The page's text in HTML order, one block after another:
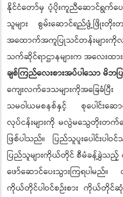
နိုင်ငံတော်မှ ပံ့ပိုးကူညီဆောင်ရွက်ပေ
သူများ စွမ်းဆောင်ရည်ဖွံ့ဖြိုးတို
အထောက်အကူပြုသင်တန်းများ
သက်ဆိုင်ရာဌာနများက အလေးထ
ချစ်ကြည်လေးစားအပ်ပါသော မိဘ
ကျေးလက်ဒေသများကိုအခြေခံ
သမဝါယမစနစ်နှင့် စုပေါင်းဆေ
လုပ်ငန်းများကို မလွဲမသွေတိုးတက်
ဖြစ်ပါသည်။ ပြည်သူပူးပေါင်းပါ
ပြည်သူများကိုယ်တိုင် စီမံခန့်ခွဲသည့် က
ဖော်ဆောင်ပေးသွားကြရပါမ
ကိုယ်တိုင်ပါဝင်စဉ်းစား ကိုယ်တိုင်